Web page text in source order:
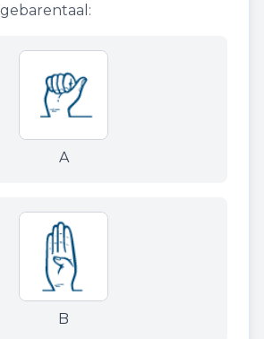
A
B